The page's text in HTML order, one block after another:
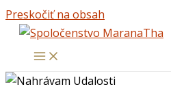
Preskočiť na obsah